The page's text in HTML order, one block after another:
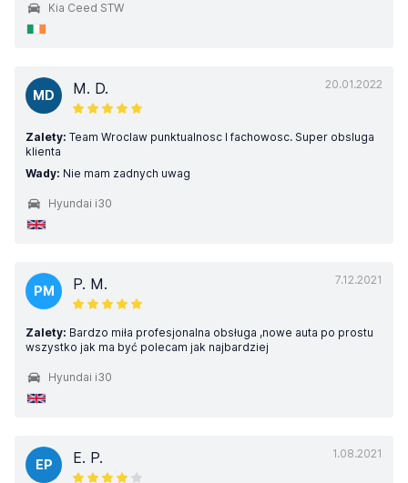
Kia Ceed STW
20.01.2022
MD M. D.
Zalety: Team Wroclaw punktualnosc I fachowosc. Super obsluga
klienta
Wady: Nie mam zadnych uwag
Hyundai i30
7.12.2021
PM P. M.
Zalety: Bardzo miła profesjonalna obsługa ,nowe auta po prostu
wszystko jak ma być polecam jak najbardziej
Hyundai i30
1.08.2021
EP E. P.